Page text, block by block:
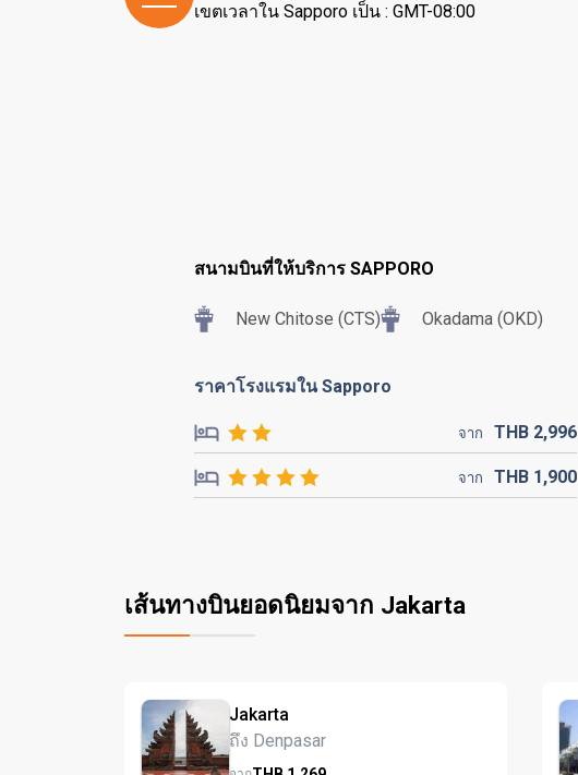
เขตเวลาใน Sapporo เป็น : GMT-08:00
สนามบินที่ให้บริการ SAPPORO
New Chitose (CTS) Okadama (OKD)
ราคาโรงแรมใน Sapporo
จาก THB 2,996
จาก THB 1,900
เส้นทางบินยอดนิยมจาก Jakarta
Jakarta
ถึง Denpasar